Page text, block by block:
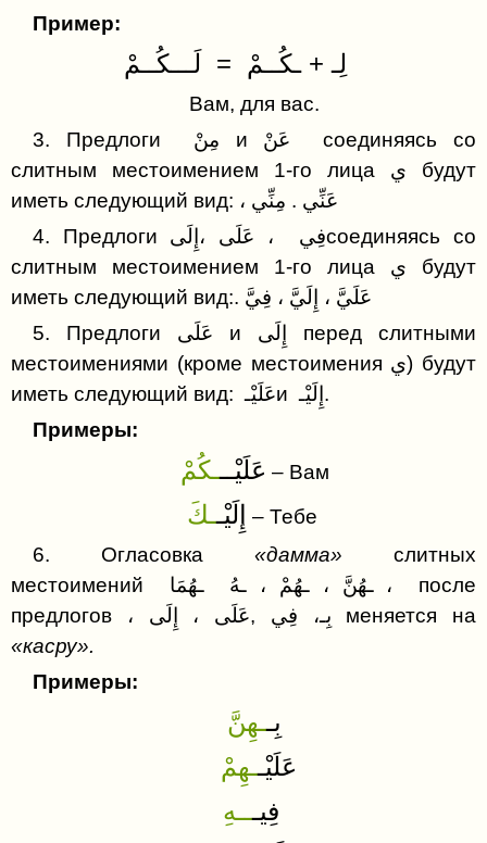
Пример:
Вам, для вас.
3. Предлоги مِنْ и عَنْ соединяясь со
слитным местоимением 1-го лица ي будут
иметь следующий вид: ، عَنِّي . مِنِّي
4. Предлоги فِي ، عَلَى ،إِلَىсоединяясь со
слитным местоимением 1-го лица ي будут
5. Предлоги عَلَى и إِلَى перед слитными
местоимениями (кроме местоимения ي) будут
иметь следующий вид: عَلَيْـи إِلَيْـ.
Примеры:
عَلَيْـــكُمْ – Вам
إِلَيْــكَ
– Тебе
6. Огласовка «дамма» слитных
местоимений ـهُنَّ ، ـهُمْ ، ـهُ ـهُمَا ، после
предлогов ، بِـ، فِي ,عَلَى ، إِلَى меняется на
«касру».
Примеры:
بِــهِنَّ
عَلَيْــهِمْ
فِيـــهِ